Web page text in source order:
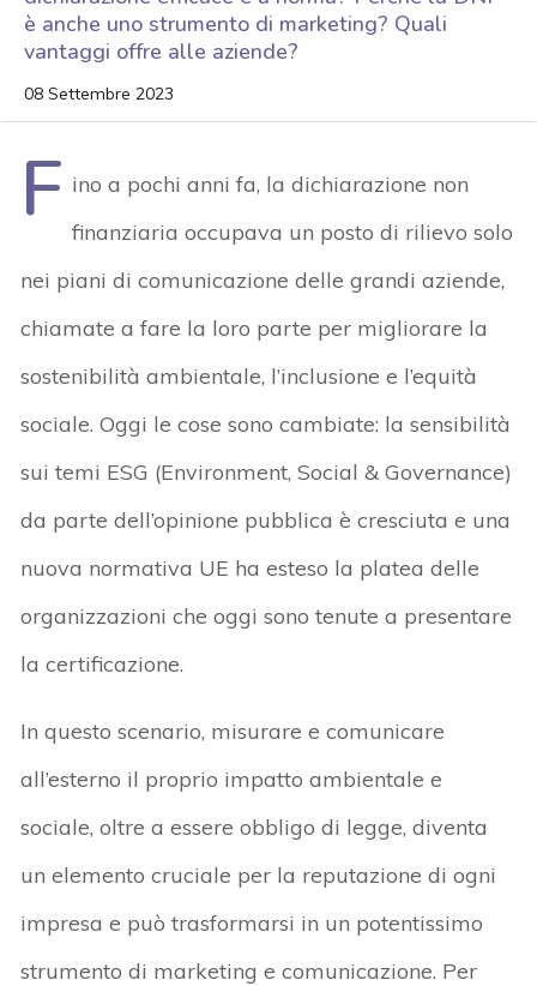
è anche uno strumento di marketing? Quali
vantaggi offre alle aziende?
08 Settembre 2023
F ino a pochi anni fa, la dichiarazione non
finanziaria occupava un posto di rilievo solo
nei piani di comunicazione delle grandi aziende,
chiamate a fare la loro parte per migliorare la
sostenibilità ambientale, l’inclusione e l’equità
sociale. Oggi le cose sono cambiate: la sensibilità
sui temi ESG (Environment, Social & Governance)
da parte dell’opinione pubblica è cresciuta e una
nuova normativa UE ha esteso la platea delle
organizzazioni che oggi sono tenute a presentare
la certificazione.
In questo scenario, misurare e comunicare
all’esterno il proprio impatto ambientale e
sociale, oltre a essere obbligo di legge, diventa
un elemento cruciale per la reputazione di ogni
impresa e può trasformarsi in un potentissimo
strumento di marketing e comunicazione. Per